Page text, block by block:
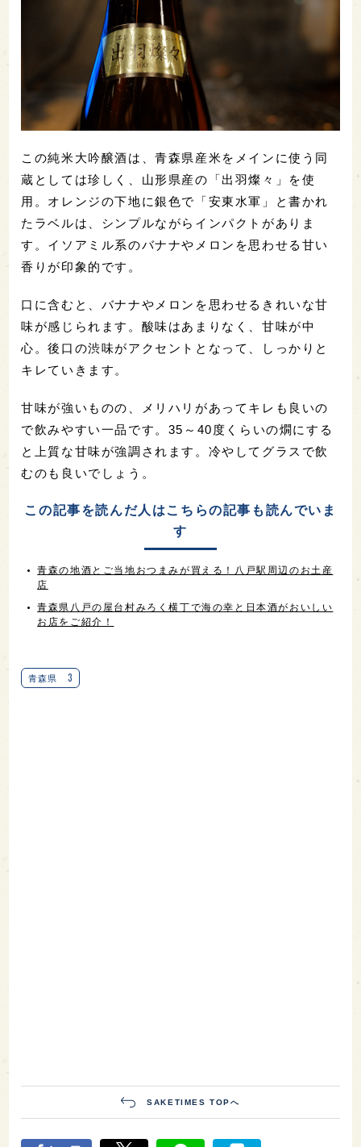
この純米大吟醸酒は、青森県産米をメインに使う同
蔵としては珍しく、山形県産の「出羽燦々」を使
用。オレンジの下地に銀色で「安東水軍」と書かれ
たラベルは、シンプルながらインパクトがありま
す。イソアミル系のバナナやメロンを思わせる甘い
香りが印象的です。
口に含むと、バナナやメロンを思わせるきれいな甘
味が感じられます。酸味はあまりなく、甘味が中
心。後口の渋味がアクセントとなって、しっかりと
キレていきます。
甘味が強いものの、メリハリがあってキレも良いの
で飲みやすい一品です。35～40度くらいの燗にする
と上質な甘味が強調されます。冷やしてグラスで飲
むのも良いでしょう。
この記事を読んだ人はこちらの記事も読んでいま
す
青森の地酒とご当地おつまみが買える！八戸駅周辺のお土産
店
青森県八戸の屋台村みろく横丁で海の幸と日本酒がおいしい
お店をご紹介！
青森県 3
SAKETIMES TOPへ